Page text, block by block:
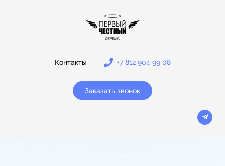
Контакты +7 812 904 99 08
Заказать звонок